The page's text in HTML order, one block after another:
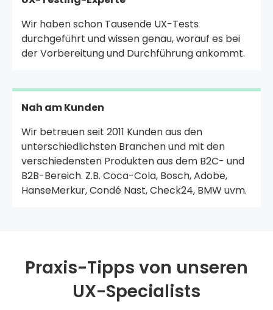
Wir haben schon Tausende UX-Tests
durchgeführt und wissen genau, worauf es bei
der Vorbereitung und Durchführung ankommt.
Nah am Kunden
Wir betreuen seit 2011 Kunden aus den
unterschiedlichsten Branchen und mit den
verschiedensten Produkten aus dem B2C- und
B2B-Bereich. Z.B. Coca-Cola, Bosch, Adobe,
HanseMerkur, Condé Nast, Check24, BMW uvm.
Praxis-Tipps von unseren
UX-Specialists